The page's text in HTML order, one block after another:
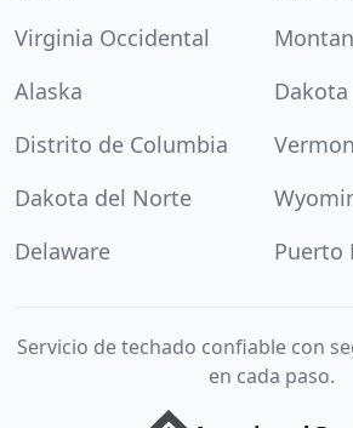
Virginia Occidental
Alaska
Distrito de Columbia
Dakota del Norte
Delaware
Puerto
Servicio de techado confiable con
en cada paso.